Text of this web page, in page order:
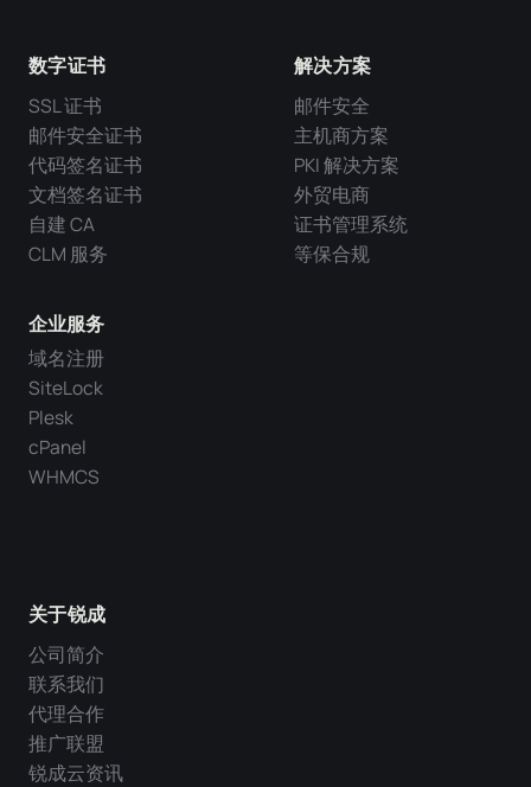
数字证书
SSL 证书
邮件安全证书
代码签名证书
文档签名证书
自建 CA
CLM 服务
企业服务
域名注册
SiteLock
Plesk
cPanel
WHMCS
解决方案
邮件安全
主机商方案
PKI 解决方案
外贸电商
证书管理系统
等保合规
关于锐成
公司简介
联系我们
代理合作
推广联盟
锐成云资讯